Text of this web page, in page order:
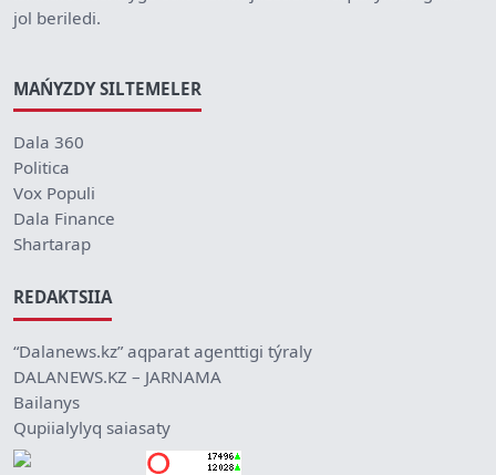
jol beriledi.
MAŃYZDY SILTEMELER
Dala 360
Politica
Vox Populi
Dala Finance
Shartarap
REDAKTSIIA
“Dalanews.kz” aqparat agenttigi týraly
DALANEWS.KZ – JARNAMA
Bailanys
Qupiialylyq saiasaty